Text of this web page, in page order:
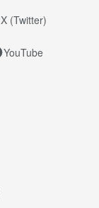
X (Twitter)
YouTube